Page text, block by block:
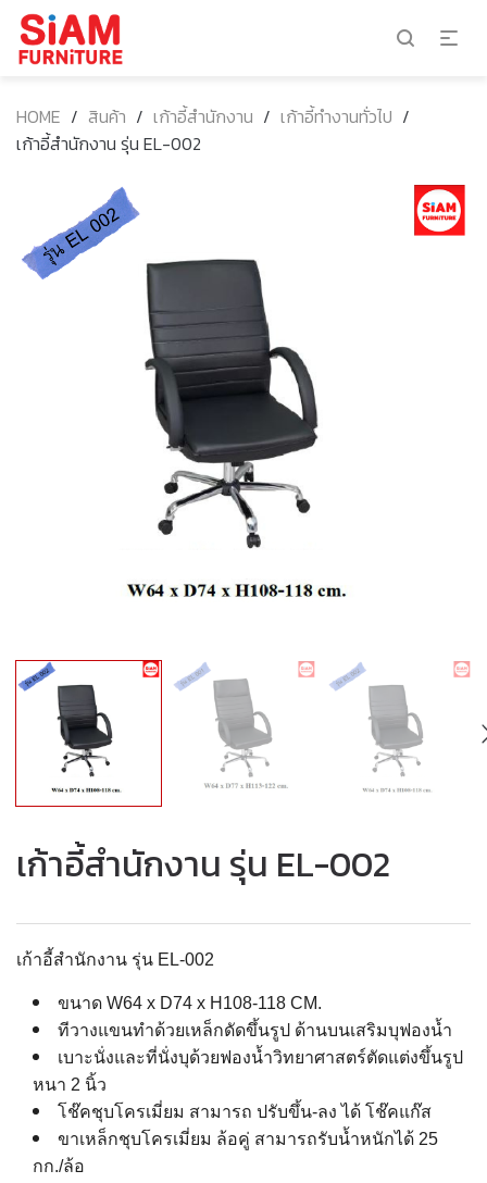
HOME / สินค้า / เก้าอี้สำนักงาน / เก้าอี้ทำงานทั่วไป /
เก้าอี้สำนักงาน รุ่น EL-002
เก้าอี้สำนักงาน รุ่น EL-002
เก้าอี้สำนักงาน รุ่น EL-002
ขนาด W64 x D74 x H108-118 CM.
ทีวางแขนทำด้วยเหล็กดัดขึ้นรูป ด้านบนเสริมบุฟองน้ำ
เบาะนั่งและที่นั่งบุด้วยฟองน้ำวิทยาศาสตร์ตัดแต่งขึ้นรูป
หนา 2 นิ้ว
โช๊คชุบโครเมี่ยม สามารถ ปรับขึ้น-ลง ได้ โช๊คแก๊ส
ขาเหล็กชุบโครเมี่ยม ล้อคู่ สามารถรับน้ำหนักได้ 25
กก./ล้อ